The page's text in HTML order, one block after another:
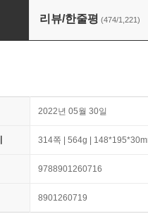
리뷰/한줄평 (474/1,221)
2022년 05월 30일
314쪽 | 564g |
9788901260716
8901260719